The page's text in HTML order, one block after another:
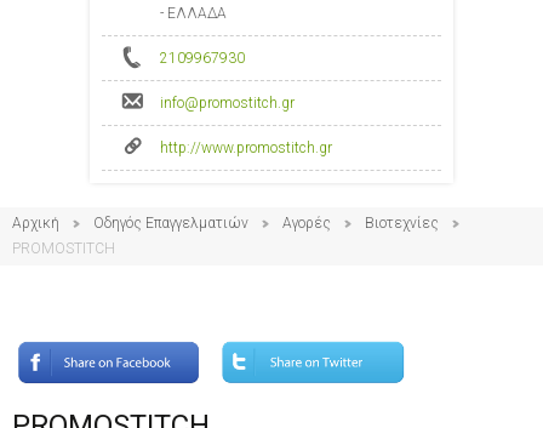
- ΕΛΛΑΔΑ
2109967930
info@promostitch.gr
http://www.promostitch.gr
Αρχική Οδηγός Επαγγελματιών Αγορές
Βιοτεχνίες
PROMOSTIΤCH